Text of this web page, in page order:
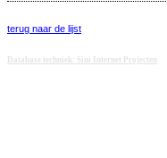
terug naar de lijst
Database techniek: Sini Internet Projecten